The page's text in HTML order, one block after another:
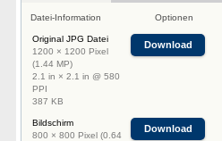
Datei-Information Optionen
Original JPG Datei
1200 × 1200 Pixel
(1.44 MP)
2.1 in × 2.1 in @ 580
PPI
387 KB
Download
Bildschirm
800 × 800 Pixel (0.64
Download